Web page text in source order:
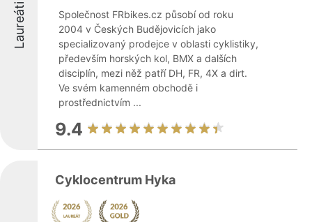
Laureáti
Společnost FRbikes.cz působí od roku
2004 v Českých Budějovicích jako
specializovaný prodejce v oblasti cyklistiky,
především horských kol, BMX a dalších
disciplín, mezi něž patří DH, FR, 4X a dirt.
Ve svém kamenném obchodě i
prostřednictvím ...
9.4
Cyklocentrum Hyka